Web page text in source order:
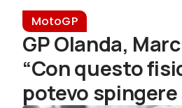
MotoGP
GP Olanda,
“Con questo
potevo